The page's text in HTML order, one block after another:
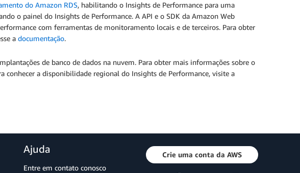
do Amazon RDS, habilitando o Insights de Performance para uma
o painel do Insights de Performance. A API e o SDK da Amazon Web
com ferramentas de monitoramento locais e de terceiros. Para obter
a documentação.
de banco de dados na nuvem. Para obter mais informações sobre o
conhecer a disponibilidade regional do Insights de Performance, visite a
Ajuda
Entre em contato conosco
Crie uma conta da AWS